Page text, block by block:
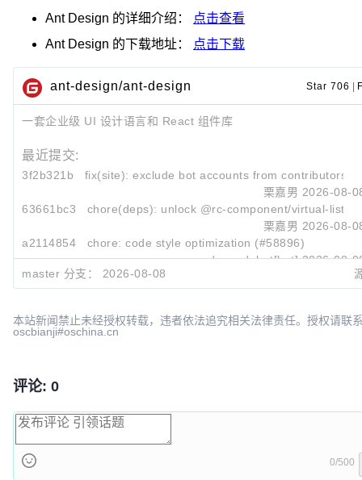
Ant Design 的详细介绍：
点击查看
Ant Design 的下载地址： 点击下载
ant-design/ant-design Star 706
一套企业级 UI 设计语言和 React 组件库
最近提交:
3f2b321b
fix(site): exclude bot accounts from contributors
栗嘉男 2026-08-
63661bc3
chore(deps): unlock @rc-component/virtual-list
栗嘉男 2026-08-
a2114854
chore: code style optimization (#58896)
dependabot[bot] 2026-08-
master 分支：
2026-08-08
本站新闻禁止未经授权转载，违者依法追究相关法律责任。授权请联
oscbianji#oschina.cn
评论: 0
0/500